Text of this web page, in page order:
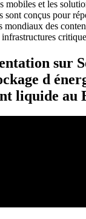
mobiles et les
sont conçus pour
mondiaux des
sur
d
liquide au